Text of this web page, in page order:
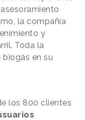
la compañía
y
Toda la
en su
los 800 clientes